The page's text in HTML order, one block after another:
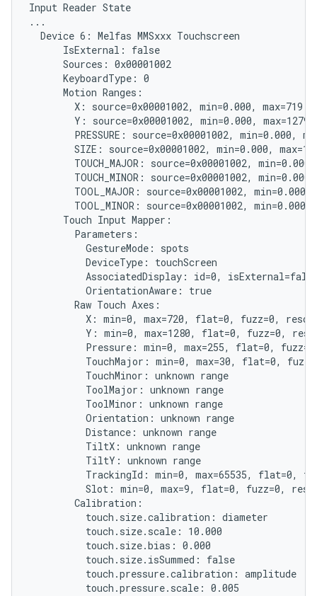
Input Reader State
...
  Device 6: Melfas MMSxxx Touchscreen
      IsExternal: false
      Sources: 0x00001002
      KeyboardType: 0
      Motion Ranges:
X: source=0x00001002, min=0.000,
Y: source=0x00001002, min=0.000,
PRESSURE: source=0x00001002, min=0.000,
SIZE: source=0x00001002, min=0.000,
TOUCH_MAJOR: source=0x00001002,
TOUCH_MINOR: source=0x00001002,
TOOL_MAJOR: source=0x00001002, min=0.000,
TOOL_MINOR: source=0x00001002, min=0.000,
      Touch Input Mapper:
        Parameters:
          GestureMode: spots
          DeviceType: touchScreen
AssociatedDisplay: id=0,
          OrientationAware: true
        Raw Touch Axes:
X: min=0, max=720, flat=0, fuzz=0,
Y: min=0, max=1280, flat=0, fuzz=0,
Pressure: min=0, max=255, flat=0,
TouchMajor: min=0, max=30, flat=0,
          TouchMinor: unknown range
          ToolMajor: unknown range
          ToolMinor: unknown range
          Orientation: unknown range
          Distance: unknown range
          TiltX: unknown range
          TiltY: unknown range
TrackingId: min=0, max=65535, flat=0,
Slot: min=0, max=9, flat=0, fuzz=0,
        Calibration:
          touch.size.calibration: diameter
          touch.size.scale: 10.000
          touch.size.bias: 0.000
          touch.size.isSummed: false
          touch.pressure.calibration: amplitude
          touch.pressure.scale: 0.005